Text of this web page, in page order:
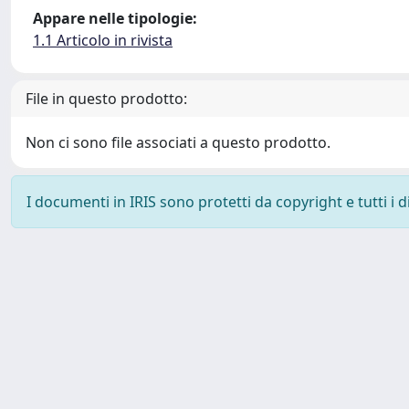
Appare nelle tipologie:
1.1 Articolo in rivista
File in questo prodotto:
Non ci sono file associati a questo prodotto.
I documenti in IRIS sono protetti da copyright e tutti i